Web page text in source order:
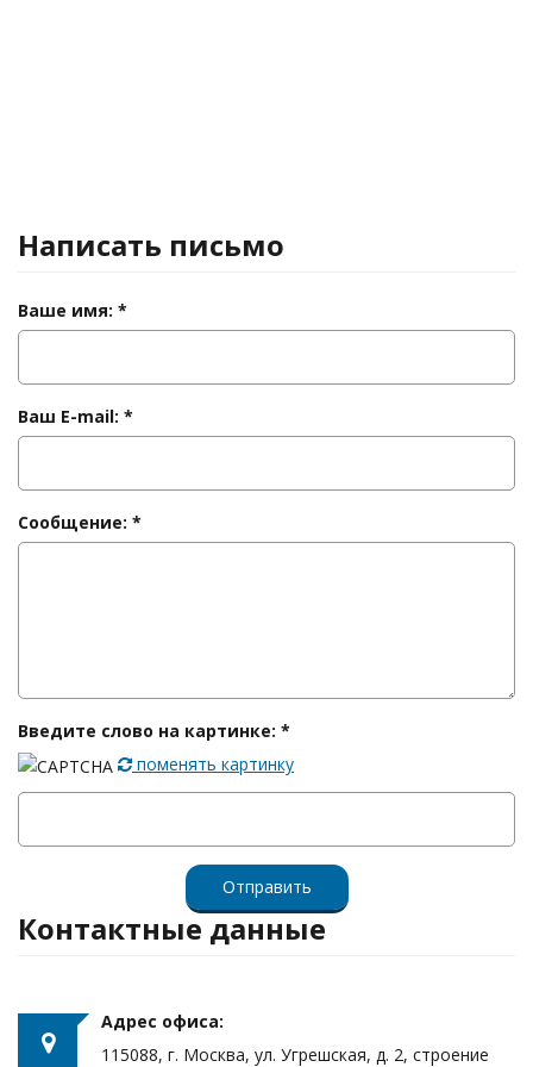
Написать письмо
Ваше имя: *
Ваш E-mail: *
Сообщение: *
Введите слово на картинке: *
поменять картинку
Контактные данные
Адрес офиса:
115088, г. Москва, ул. Угрешская, д. 2, строение